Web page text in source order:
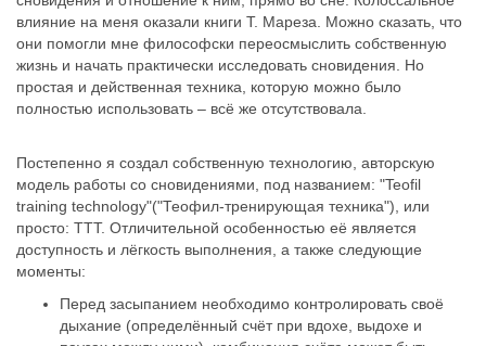
влияние на меня оказали книги Т. Мареза. Можно сказать, что
они помогли мне философски переосмыслить собственную
жизнь и начать практически исследовать сновидения. Но
простая и действенная техника, которую можно было
полностью использовать – всё же отсутствовала.
Постепенно я создал собственную технологию, авторскую
модель работы со сновидениями, под названием: "Teofil
training technology"("Теофил-тренирующая техника"), или
просто: ТТТ. Отличительной особенностью её является
доступность и лёгкость выполнения, а также следующие
моменты:
Перед засыпанием необходимо контролировать своё
дыхание (определённый счёт при вдохе, выдохе и